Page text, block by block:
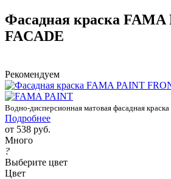
Фасадная краска
FACADE
Рекомендуем
Водно-дисперсионная матовая фасадная краска
Подробнее
от 538 руб.
Много
?
Выберите цвет
Цвет